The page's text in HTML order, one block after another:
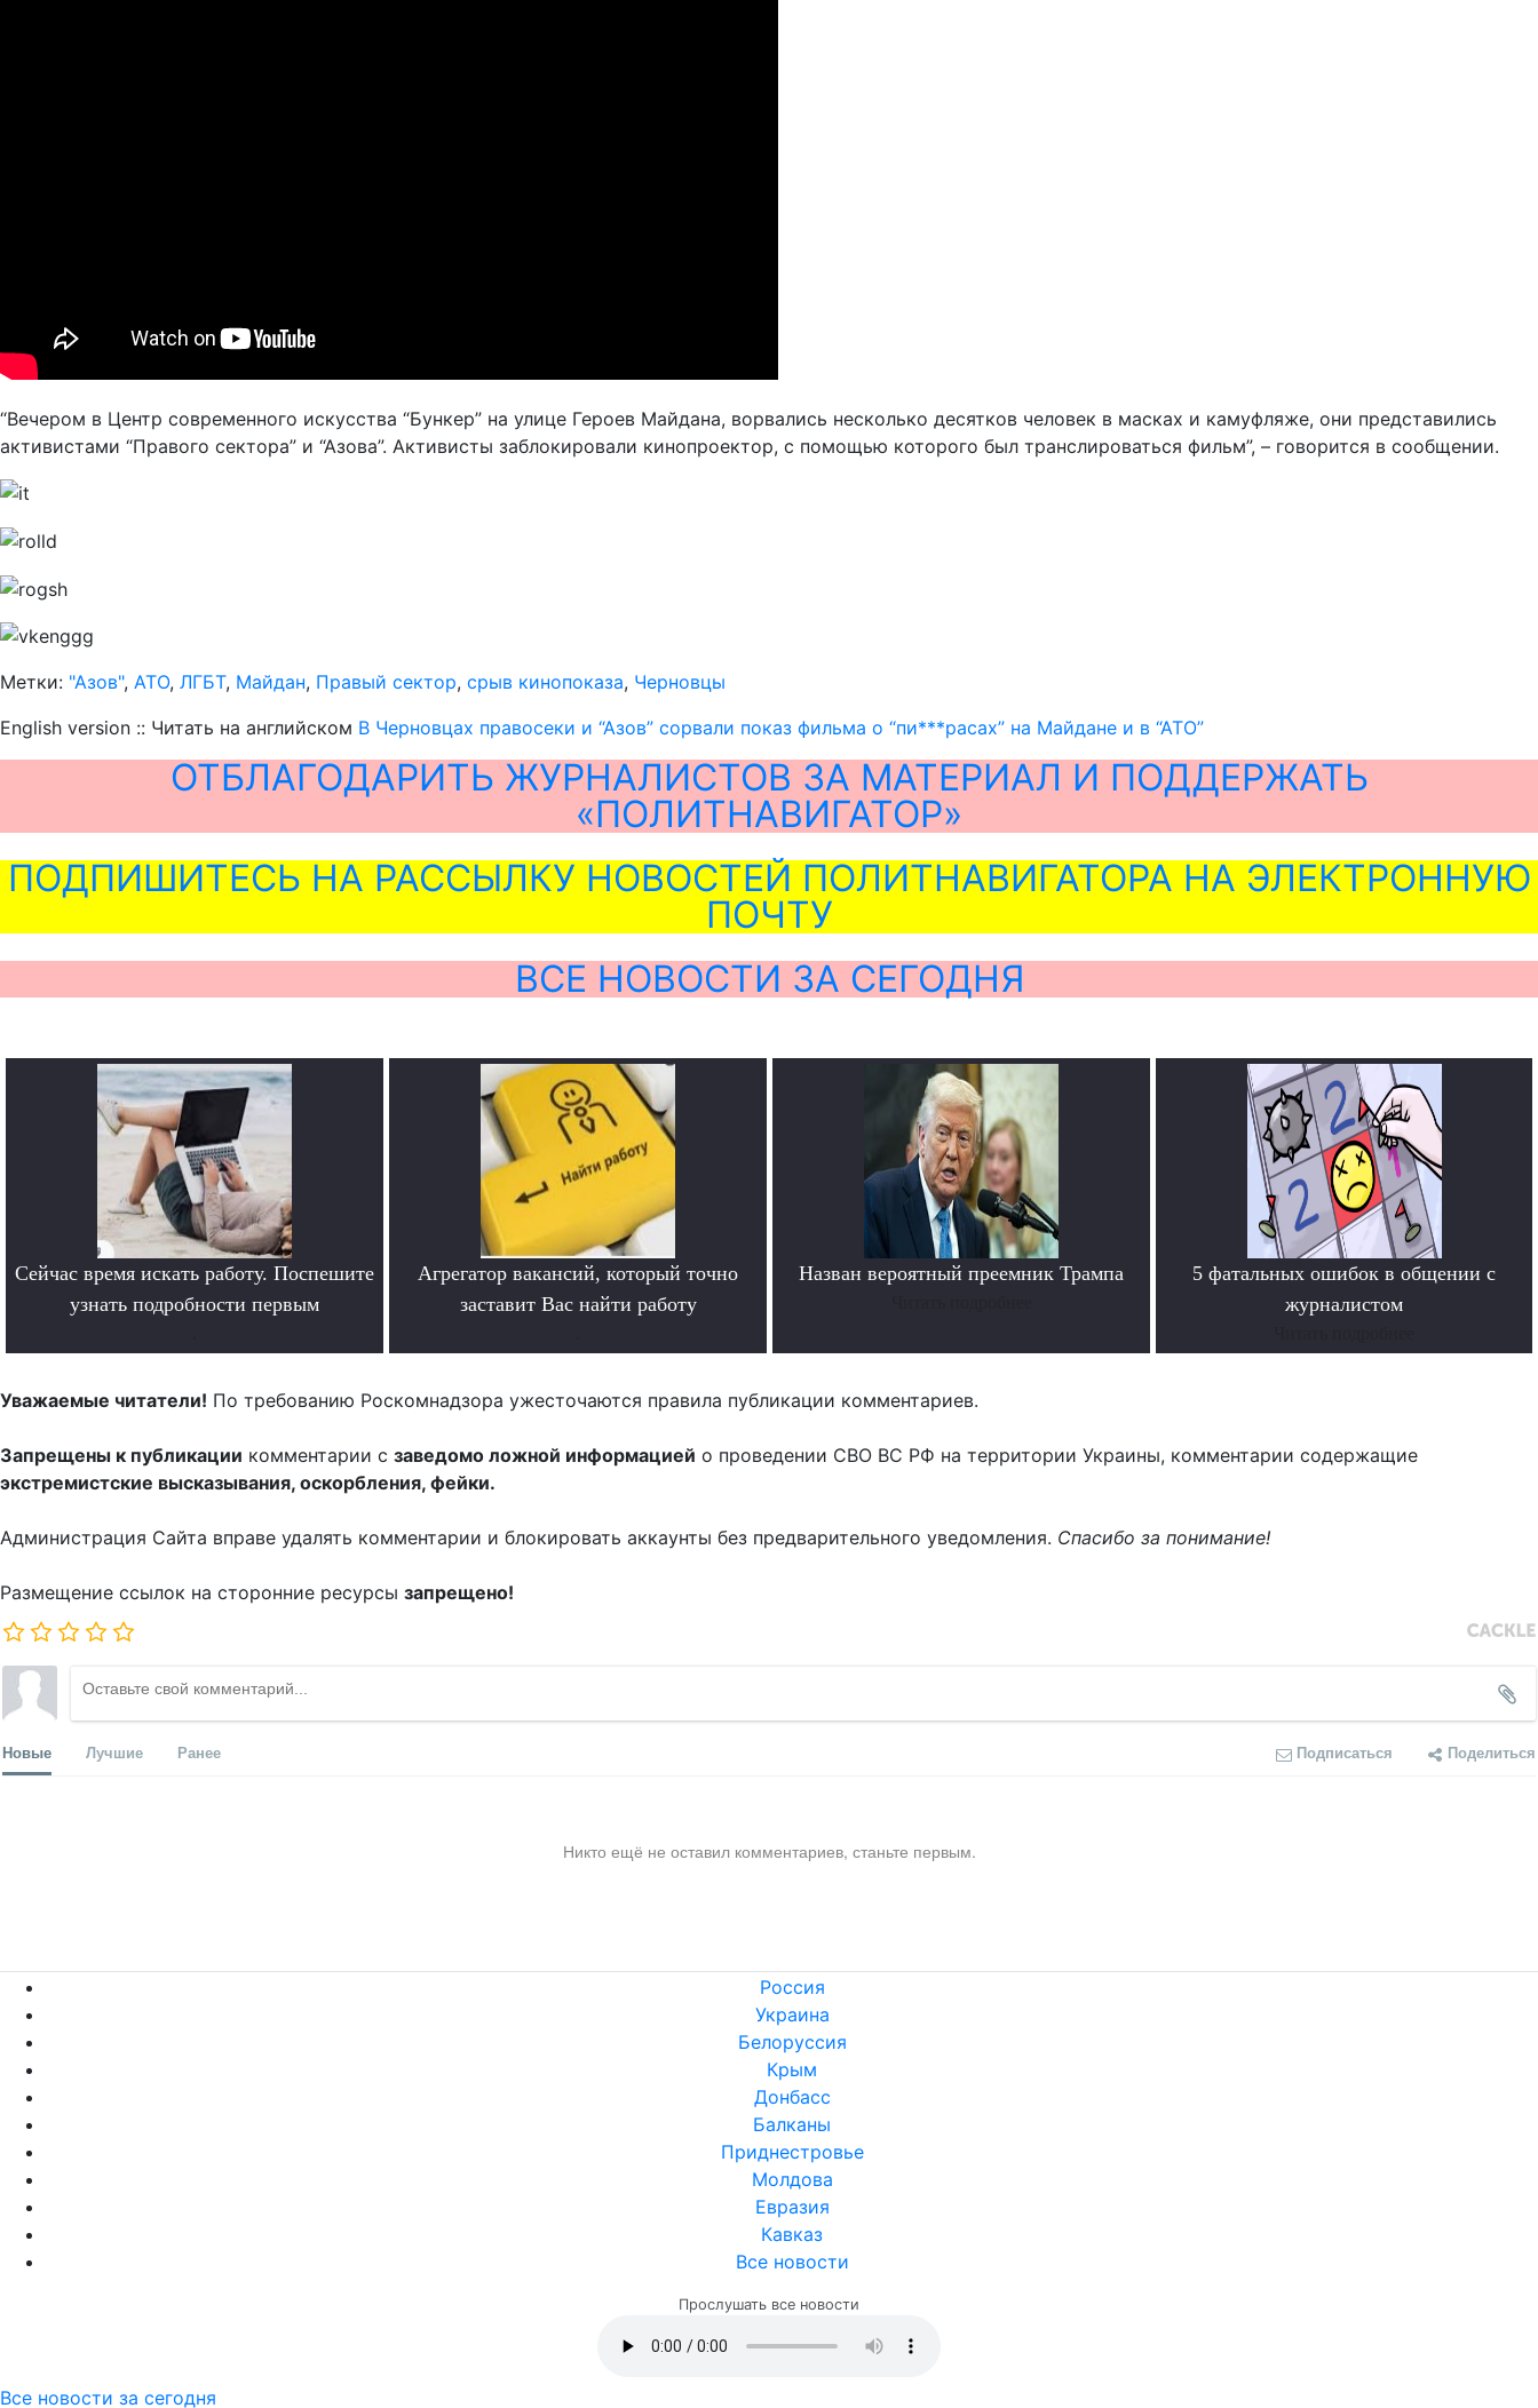
“Вечером в Центр современного искусства “Бункер” на улице Героев Майдана, ворвались несколько десятков человек в масках и камуфляже, они представились
активистами “Правого сектора” и “Азова”. Активисты заблокировали кинопроектор, с помощью которого был транслироваться фильм”, – говорится в сообщении.
Метки: "Азов", АТО, ЛГБТ, Майдан, Правый сектор, срыв кинопоказа, Черновцы
English version :: Читать на английском В Черновцах правосеки и “Азов” сорвали показ фильма о “пи***расах” на Майдане и в “АТО”
ОТБЛАГОДАРИТЬ ЖУРНАЛИСТОВ ЗА МАТЕРИАЛ И ПОДДЕРЖАТЬ
«ПОЛИТНАВИГАТОР»
ПОДПИШИТЕСЬ НА РАССЫЛКУ НОВОСТЕЙ ПОЛИТНАВИГАТОРА НА ЭЛЕКТРОННУЮ
ПОЧТУ
ВСЕ НОВОСТИ ЗА СЕГОДНЯ
Сейчас время искать работу. Поспешите
узнать подробности первым
Агрегатор вакансий, который точно
заставит Вас найти работу
Назван вероятный преемник Трампа
5 фатальных ошибок в общении с
журналистом
Уважаемые читатели! По требованию Роскомнадзора ужесточаются правила публикации комментариев.
Запрещены к публикации комментарии с заведомо ложной информацией о проведении СВО ВС РФ на территории Украины, комментарии содержащие
экстремистские высказывания, оскорбления, фейки.
Администрация Сайта вправе удалять комментарии и блокировать аккаунты без предварительного уведомления. Спасибо за понимание!
Размещение ссылок на сторонние ресурсы запрещено!
Новые Лучшие Ранее Подписаться Поделиться
Никто ещё не оставил комментариев, станьте первым.
Россия
Украина
Белоруссия
Крым
Донбасс
Балканы
Приднестровье
Молдова
Евразия
Кавказ
Все новости
Прослушать все новости
Все новости за сегодня